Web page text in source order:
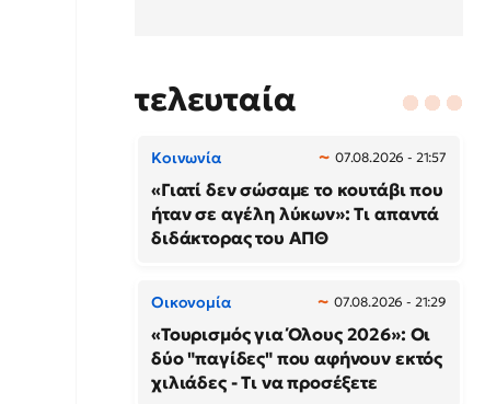
τελευταία
Κοινωνία 07.08.2026 - 21:57
«Γιατί δεν σώσαμε το κουτάβι που
ήταν σε αγέλη λύκων»: Τι απαντά
διδάκτορας του ΑΠΘ
Οικονομία 07.08.2026 - 21:29
«Τουρισμός για Όλους 2026»: Οι
δύο "παγίδες" που αφήνουν εκτός
χιλιάδες - Τι να προσέξετε